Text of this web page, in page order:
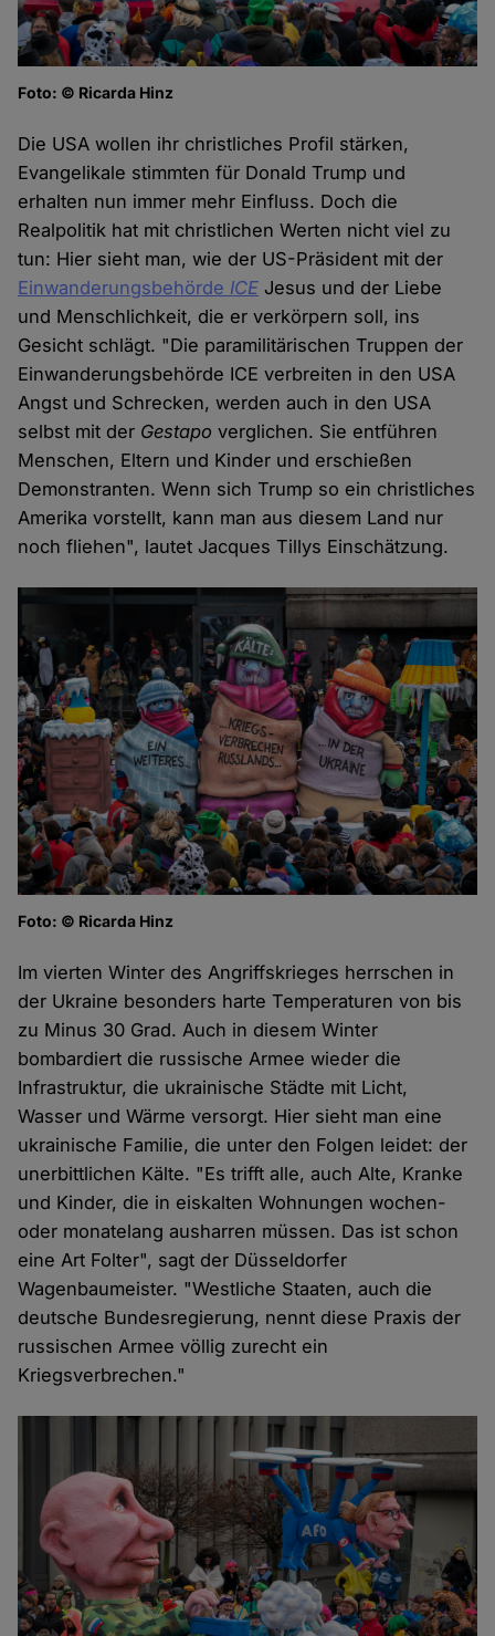
Foto: © Ricarda Hinz
Die USA wollen ihr christliches Profil stärken,
Evangelikale stimmten für Donald Trump und
erhalten nun immer mehr Einfluss. Doch die
Realpolitik hat mit christlichen Werten nicht viel zu
tun: Hier sieht man, wie der US-Präsident mit der
Einwanderungsbehörde ICE Jesus und der Liebe
und Menschlichkeit, die er verkörpern soll, ins
Gesicht schlägt. "Die paramilitärischen Truppen der
Einwanderungsbehörde ICE verbreiten in den USA
Angst und Schrecken, werden auch in den USA
selbst mit der Gestapo verglichen. Sie entführen
Menschen, Eltern und Kinder und erschießen
Demonstranten. Wenn sich Trump so ein christliches
Amerika vorstellt, kann man aus diesem Land nur
noch fliehen", lautet Jacques Tillys Einschätzung.
Foto: © Ricarda Hinz
Im vierten Winter des Angriffskrieges herrschen in
der Ukraine besonders harte Temperaturen von bis
zu Minus 30 Grad. Auch in diesem Winter
bombardiert die russische Armee wieder die
Infrastruktur, die ukrainische Städte mit Licht,
Wasser und Wärme versorgt. Hier sieht man eine
ukrainische Familie, die unter den Folgen leidet: der
unerbittlichen Kälte. "Es trifft alle, auch Alte, Kranke
und Kinder, die in eiskalten Wohnungen wochen-
oder monatelang ausharren müssen. Das ist schon
eine Art Folter", sagt der Düsseldorfer
Wagenbaumeister. "Westliche Staaten, auch die
deutsche Bundesregierung, nennt diese Praxis der
russischen Armee völlig zurecht ein
Kriegsverbrechen."